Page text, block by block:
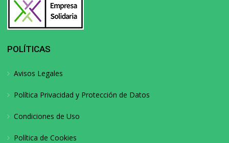
POLÍTICAS
Avisos Legales
Política Privacidad y Protección de Datos
Condiciones de Uso
Política de Cookies